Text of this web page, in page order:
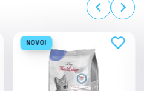
NOVO!